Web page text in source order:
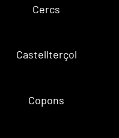
Cercs
Castellterçol
Copons